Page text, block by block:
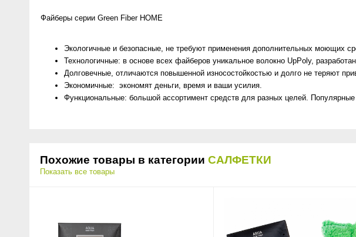
Файберы серии Green Fiber HOME
Экологичные и безопасные, не требуют применения дополнительных моющих
Технологичные: в основе всех файберов уникальное волокно UpPoly,
Долговечные, отличаются повышенной износостойкостью и долго не теряют
Экономичные: экономят деньги, время и ваши усилия.
Функциональные: большой ассортимент средств для разных целей. Популярные
Похожие товары в категории САЛФЕТКИ
Показать все товары